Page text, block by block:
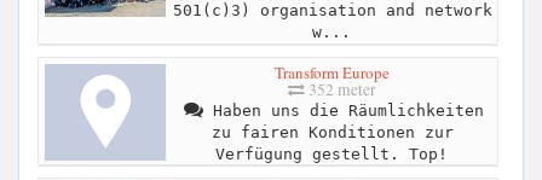
501(c)3) organisation and network
w...
Transform Europe
352 meter
Haben uns die Räumlichkeiten
zu fairen Konditionen zur
Verfügung gestellt. Top!